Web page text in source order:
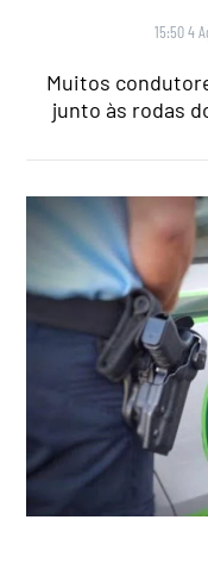
15:50 4
Muitos
junto às rodas